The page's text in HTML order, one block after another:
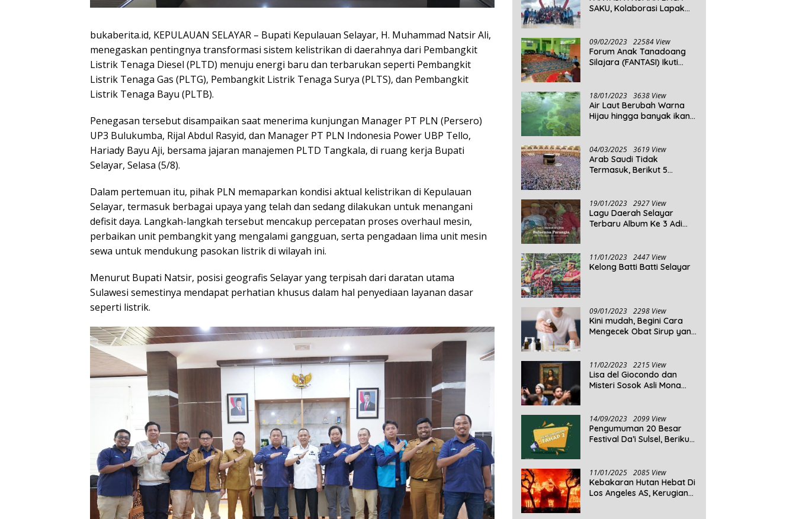
bukaberita.id, KEPULAUAN SELAYAR – Bupati Kepulauan Selayar, H. Muhammad Natsir Ali,
menegaskan pentingnya transformasi sistem kelistrikan di daerahnya dari Pembangkit
Listrik Tenaga Diesel (PLTD) menuju energi baru dan terbarukan seperti Pembangkit
Listrik Tenaga Gas (PLTG), Pembangkit Listrik Tenaga Surya (PLTS), dan Pembangkit
Listrik Tenaga Bayu (PLTB).
Penegasan tersebut disampaikan saat menerima kunjungan Manager PT PLN (Persero)
UP3 Bulukumba, Rijal Abdul Rasyid, dan Manager PT PLN Indonesia Power UBP Tello,
Hariady Bayu Aji, bersama jajaran manajemen PLTD Tangkala, di ruang kerja Bupati
Selayar, Selasa (5/8).
Dalam pertemuan itu, pihak PLN memaparkan kondisi aktual kelistrikan di Kepulauan
Selayar, termasuk berbagai upaya yang telah dan sedang dilakukan untuk menangani
defisit daya. Langkah-langkah tersebut mencakup percepatan proses overhaul mesin,
perbaikan unit pembangkit yang mengalami gangguan, serta pengadaan lima unit mesin
sewa untuk mendukung pasokan listrik di wilayah ini.
Menurut Bupati Natsir, posisi geografis Selayar yang terpisah dari daratan utama
Sulawesi semestinya mendapat perhatian khusus dalam hal penyediaan layanan dasar
seperti listrik.
SAKU, Kolaborasi Lapak
09/02/2023 22584 View
Forum Anak Tanadoang
Silajara (FANTASI) Ikuti
18/01/2023 3638 View
Air Laut Berubah Warna
Hijau hingga banyak ikan
04/03/2025 3619 View
Arab Saudi Tidak
Termasuk, Berikut 5
Dunia Tahun 2025
19/01/2023 2927 View
Lagu Daerah Selayar
Terbaru Album Ke 3 Adi
11/01/2023 2447 View
Kelong Batti Batti Selayar
09/01/2023 2298 View
Kini mudah, Begini Cara
Mengecek Obat Sirup yang
Aman Untuk Dikonsumsi
11/02/2023 2215 View
Lisa del Giocondo dan
Misteri Sosok Asli Mona
14/09/2023 2099 View
Pengumuman 20 Besar
Festival Da’i Sulsel, Berikut
11/01/2025 2085 View
Kebakaran Hutan Hebat Di
Los Angeles AS, Kerugian